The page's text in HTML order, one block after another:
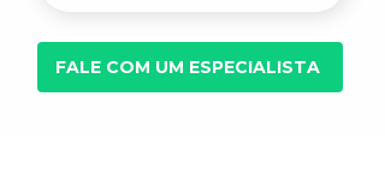
FALE COM UM ESPECIALISTA